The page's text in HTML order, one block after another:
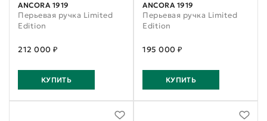
ANCORA 1919
Перьевая ручка Limited
Edition
212 000 ₽
КУПИТЬ
ANCORA 1919
Перьевая ручка Limited
Edition
195 000 ₽
КУПИТЬ